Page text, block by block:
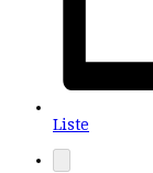
Liste